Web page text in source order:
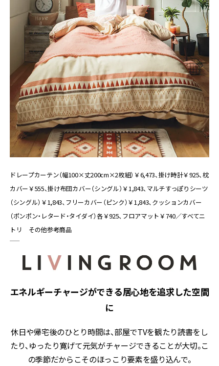
ドレープカーテン（幅100×丈200cm×2枚組）￥6,473、掛け時計￥925、枕
カバー￥555、掛け布団カバー（シングル）￥1,843、マルチすっぽりシーツ
（シングル）￥1,843、フリーカバー（ピンク）￥1,843、クッションカバー
（ポンポン・レタード・タイダイ）各￥925、フロアマット￥740／すべてニ
トリ その他参考商品
エネルギーチャージができる居心地を追求した空間
に
休日や帰宅後のひとり時間は、部屋でTVを観たり読書をし
たり、ゆったり寛げて元気がチャージできることが大切。こ
の季節だからこそのほっこり要素を盛り込んで。